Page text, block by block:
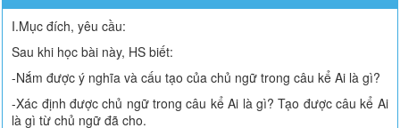
I.Mục đích, yêu cầu:
Sau khi học bài này, HS biết:
-Nắm được ý nghĩa và cấu tạo của chủ ngữ trong câu kể Ai là gì?
-Xác định được chủ ngữ trong câu kể Ai là gì? Tạo được câu kể Ai
là gì từ chủ ngữ đã cho.